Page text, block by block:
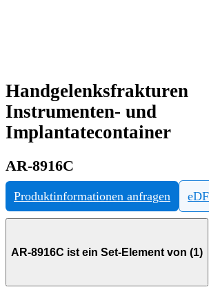
Handgelenksfrakturen
Instrumenten- und
Implantatecontainer
AR-8916C
Produktinformationen anfragen
AR-8916C ist ein Set-Element von (1)